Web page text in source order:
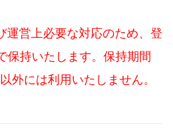
運営上必要な対応のため、登
保持いたします。保持期間
外には利用いたしません。